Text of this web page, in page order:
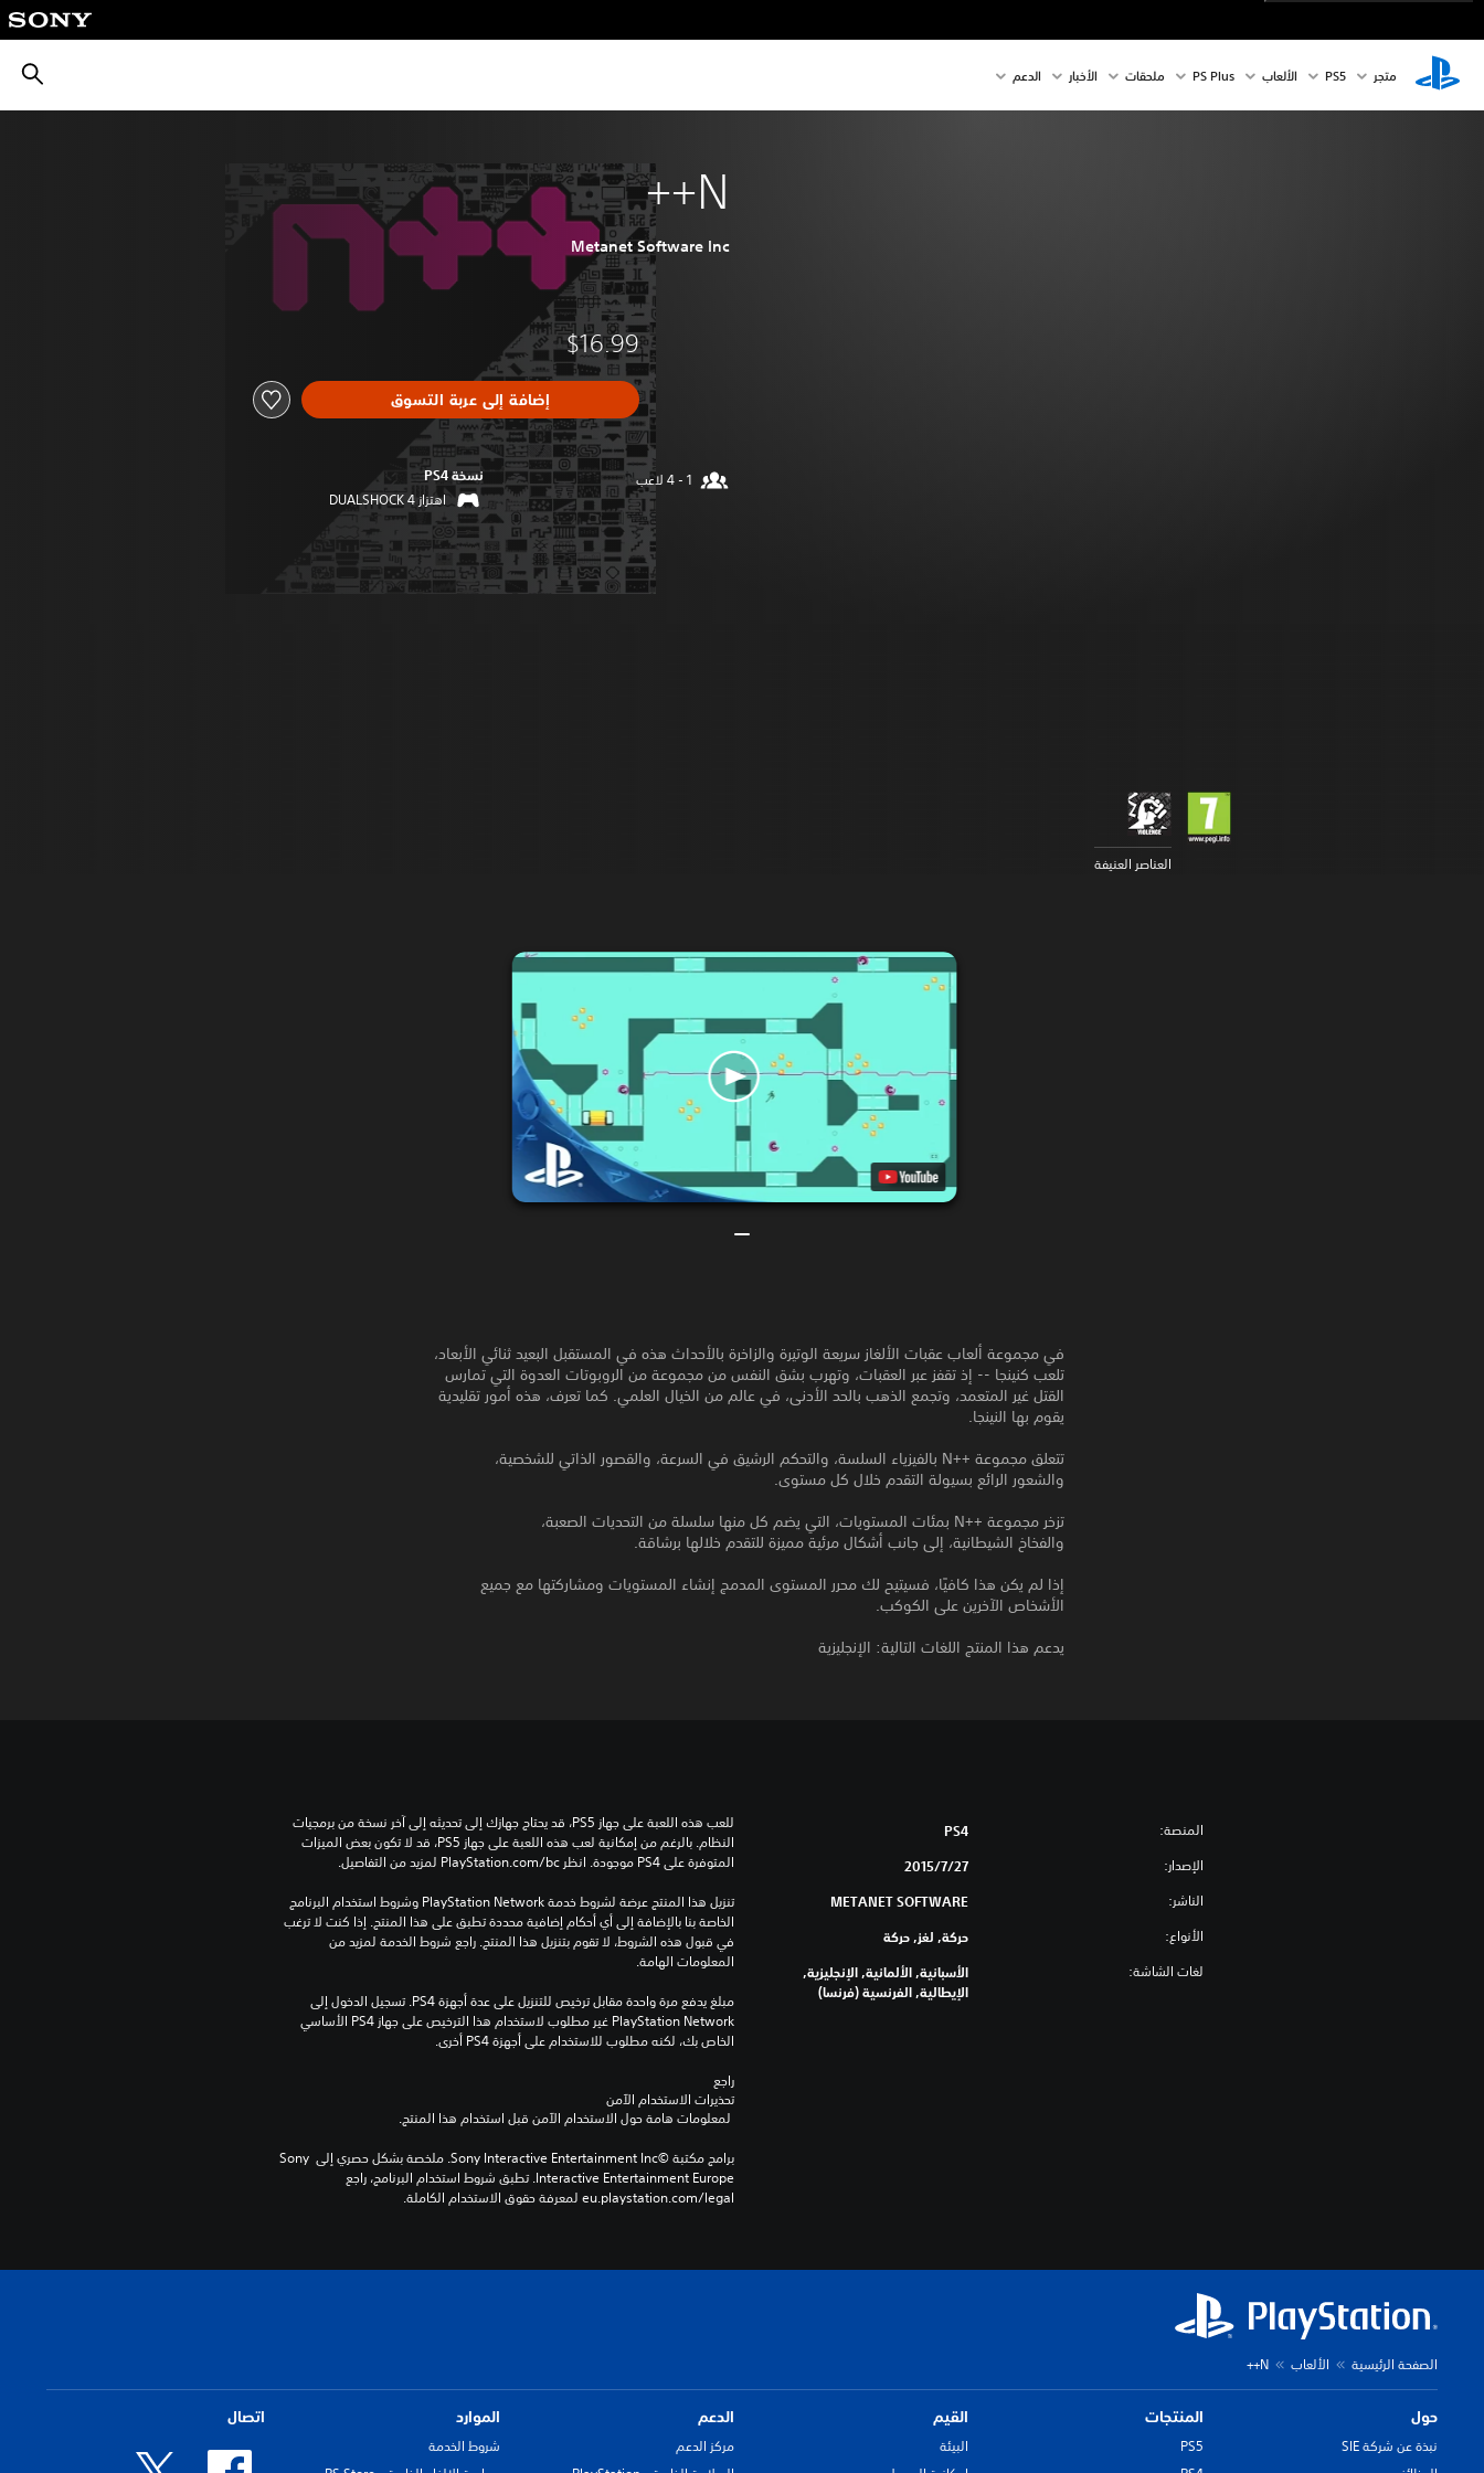
متجر PS5‏ الألعاب PS Plus ملحقات الأخبار الدعم
N++
Metanet Software Inc
$16.99
إضافة إلى عربة التسوق
نسخة PS4‏
اهتزاز DUALSHOCK 4‏
العناصر العنيفة
في مجموعة ألعاب عقبات الألغاز سريعة الوتيرة والزاخرة بالأحداث هذه في المستقبل البعيد ثنائي الأبعاد،
تلعب كنينجا -- إذ تقفز عبر العقبات، وتهرب بشق النفس من مجموعة من الروبوتات العدوة التي تمارس
القتل غير المتعمد، وتجمع الذهب بالحد الأدنى، في عالم من الخيال العلمي. كما تعرف، هذه أمور تقليدية
يقوم بها النينجا.
تتعلق مجموعة N++‎ بالفيزياء السلسة، والتحكم الرشيق في السرعة، والقصور الذاتي للشخصية،
والشعور الرائع بسيولة التقدم خلال كل مستوى.
تزخر مجموعة N++‎ بمئات المستويات، التي يضم كل منها سلسلة من التحديات الصعبة،
والفخاخ الشيطانية، إلى جانب أشكال مرئية مميزة للتقدم خلالها برشاقة.
إذا لم يكن هذا كافيًا، فسيتيح لك محرر المستوى المدمج إنشاء المستويات ومشاركتها مع جميع
الأشخاص الآخرين على الكوكب.
يدعم هذا المنتج اللغات التالية: الإنجليزية
المنصة: PS4
الإصدار: 27‏/7‏/2015
الناشر: METANET SOFTWARE
الأنواع: حركة, لغز, حركة
لغات الشاشة:
الأسبانية, الألمانية, الإنجليزية,
الإيطالية, الفرنسية (فرنسا)
للعب هذه اللعبة على جهاز PS5، قد يحتاج جهازك إلى تحديثه إلى آخر نسخة من برمجيات
النظام. بالرغم من إمكانية لعب هذه اللعبة على جهاز PS5، قد لا تكون بعض الميزات
المتوفرة على PS4 موجودة. انظر ‎PlayStation.com/bc لمزيد من التفاصيل.
الخاصة بنا بالإضافة إلى أي أحكام إضافية محددة تطبق على هذا المنتج. إذا كنت لا ترغب
في قبول هذه الشروط، لا تقوم بتنزيل هذا المنتج. راجع شروط الخدمة لمزيد من
المعلومات الهامة.
مبلغ يدفع مرة واحدة مقابل ترخيص للتنزيل على عدة أجهزة PS4. تسجيل الدخول إلى
PlayStation Network غير مطلوب لاستخدام هذا الترخيص على جهاز PS4 الأساسي
الخاص بك، لكنه مطلوب للاستخدام على أجهزة PS4 أخرى.
راجع
تحذيرات الاستخدام الآمن
برامج مكتبة ©Sony Interactive Entertainment Inc. ملخصة بشكل حصري إلى Sony
eu.playstation.com/legal لمعرفة حقوق الاستخدام الكاملة.
الصفحة الرئيسية الألعاب N++
حول
نبذة عن شركة SIE
المنتجات
PS5
القيم
البيئة
الدعم
مركز الدعم
الموارد
شروط الخدمة
اتصال